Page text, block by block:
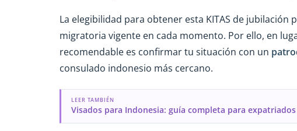
La elegibilidad para obtener esta KITAS de jubilación
migratoria vigente en cada momento. Por ello, en
recomendable es confirmar tu situación con un
consulado indonesio más cercano.
LEER TAMBIÉN
Visados para Indonesia: guía completa para expatriados